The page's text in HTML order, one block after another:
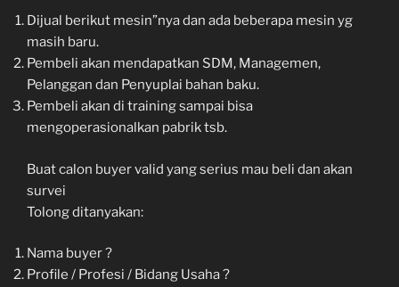
Dijual berikut mesin”nya dan ada beberapa mesin yg
masih baru.
Pembeli akan mendapatkan SDM, Managemen,
Pelanggan dan Penyuplai bahan baku.
Pembeli akan di training sampai bisa
mengoperasionalkan pabrik tsb.
Buat calon buyer valid yang serius mau beli dan akan
survei
Tolong ditanyakan:
Nama buyer ?
Profile / Profesi / Bidang Usaha ?